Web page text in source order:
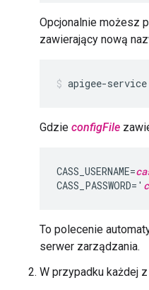
Opcjonalnie możesz
zawierający nową
apigee-
Gdzie configFile
CASS_USERNAME=
CASS_PASSWORD='
To polecenie
serwer zarządzania.
W przypadku każdej